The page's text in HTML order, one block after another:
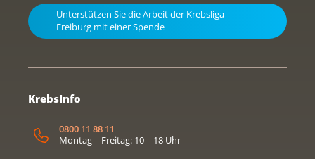
Unterstützen Sie die Arbeit der Krebsliga
Freiburg mit einer Spende
KrebsInfo
0800 11 88 11
Montag – Freitag: 10 – 18 Uhr